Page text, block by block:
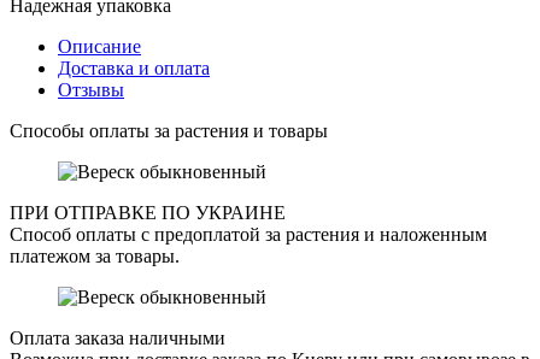
Надежная упаковка
Описание
Доставка и оплата
Отзывы
Способы оплаты за растения и товары
ПРИ ОТПРАВКЕ ПО УКРАИНЕ
Способ оплаты с предоплатой за растения и наложенным
платежом за товары.
Оплата заказа наличными